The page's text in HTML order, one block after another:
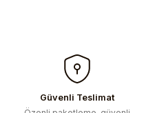
Güvenli Teslimat